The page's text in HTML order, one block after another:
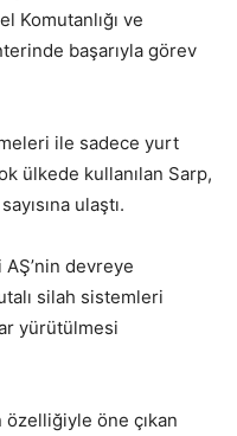
Komutanlığı ve
başarıyla görev
ile sadece yurt
ülkede kullanılan Sarp,
ulaştı.
devreye
silah sistemleri
yürütülmesi
öne çıkan